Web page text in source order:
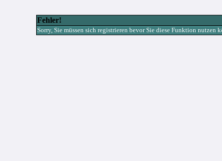
Fehler!
Sorry, Sie müssen sich registrieren bevor Sie diese Funktion nutzen